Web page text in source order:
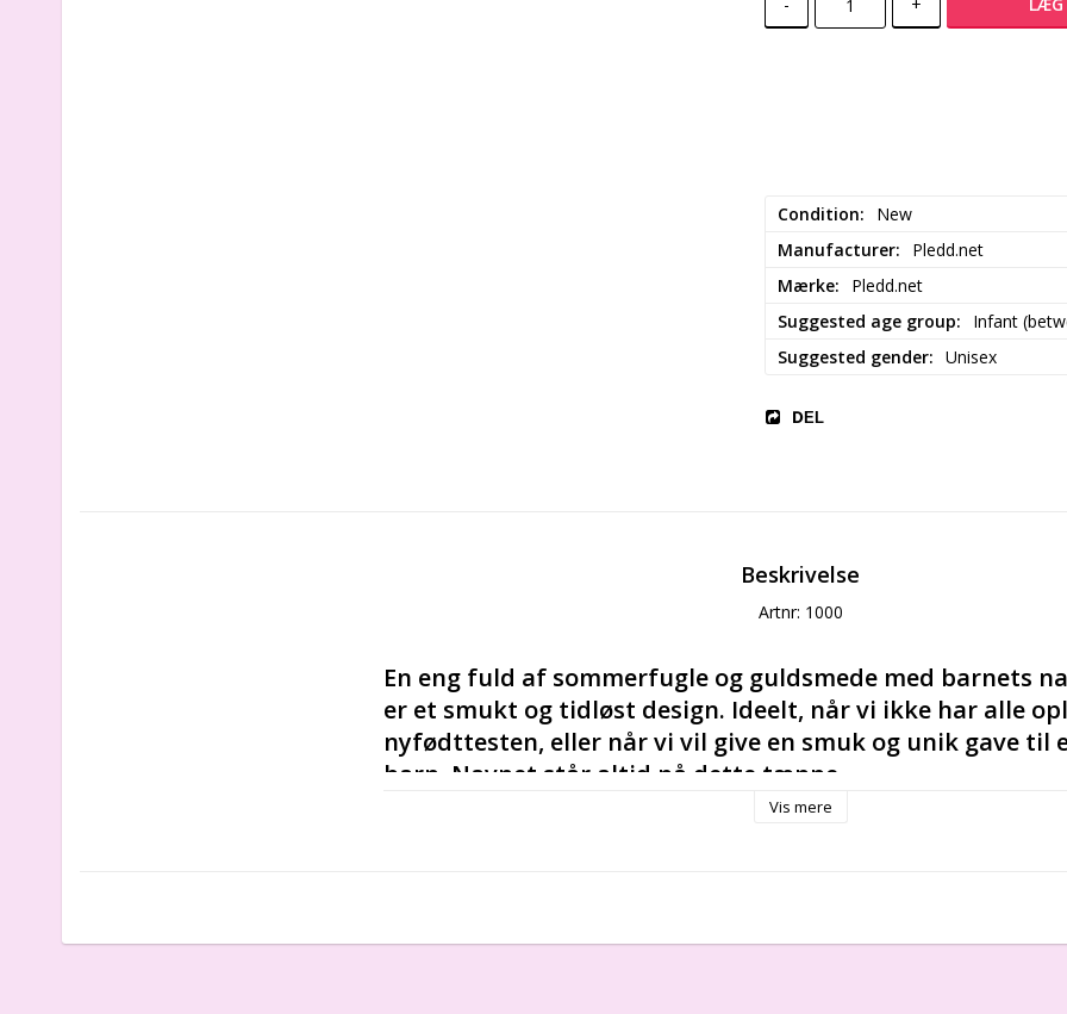
- + LÆG
Condition
New
Manufacturer
Pledd.net
Mærke
Pledd.net
Suggested age group
Infant
Suggested gender
Unisex
DEL
Beskrivelse
Artnr: 1000
En eng fuld af sommerfugle og guldsmede med barnets
er et smukt og tidløst design. Ideelt, når vi ikke har alle
nyfødttesten, eller når vi vil give en smuk og unik gave
barn. Navnet står altid på dette tæppe.
til at blive givet som gave.
Vis mere